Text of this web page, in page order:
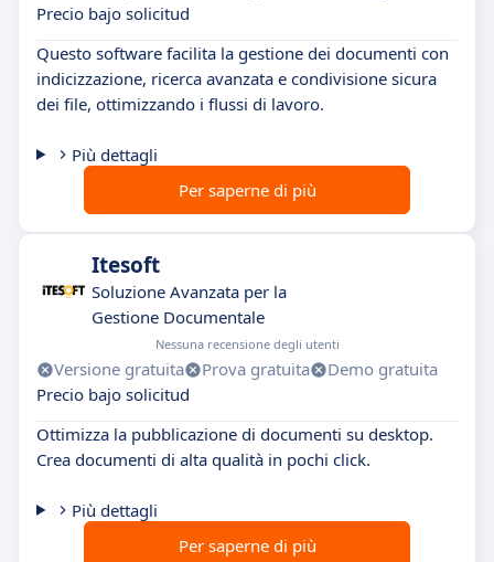
Precio bajo solicitud
Questo software facilita la gestione dei documenti con
indicizzazione, ricerca avanzata e condivisione sicura
dei file, ottimizzando i flussi di lavoro.
Più dettagli
Per saperne di più
Itesoft
Soluzione Avanzata per la
Gestione Documentale
Nessuna recensione degli utenti
Versione gratuita Prova gratuita
Demo gratuita
Precio bajo solicitud
Ottimizza la pubblicazione di documenti su desktop.
Crea documenti di alta qualità in pochi click.
Più dettagli
Per saperne di più